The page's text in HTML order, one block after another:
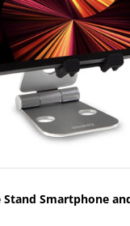
Stand Smartphone